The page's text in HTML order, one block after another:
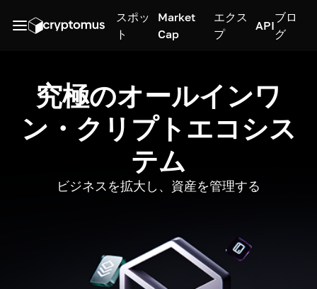
スポッ
ト
Market
Cap
エクス
プ
API
ブロ
グ
究極のオールインワ
ン・クリプトエコシス
テム
ビジネスを拡大し、資産を管理する